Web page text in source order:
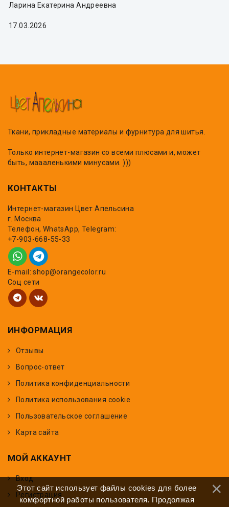
Ларина Екатерина Андреевна
17.03.2026
Ткани, прикладные материалы и фурнитура для шитья.
Только интернет-магазин со всеми плюсами и, может
быть, маааленькими минусами. )))
КОНТАКТЫ
Интернет-магазин Цвет Апельсина
г. Москва
Телефон, WhatsApp, Telegram:
+7-903-668-55-33
E-mail: shop@orangecolor.ru
Соц сети
ИНФОРМАЦИЯ
Отзывы
Вопрос-ответ
Политика конфиденциальности
Политика использования cookie
Пользовательское соглашение
Карта сайта
МОЙ АККАУНТ
Вход
Регистрация
Этот сайт использует файлы cookies для более
комфортной работы пользователя. Продолжая